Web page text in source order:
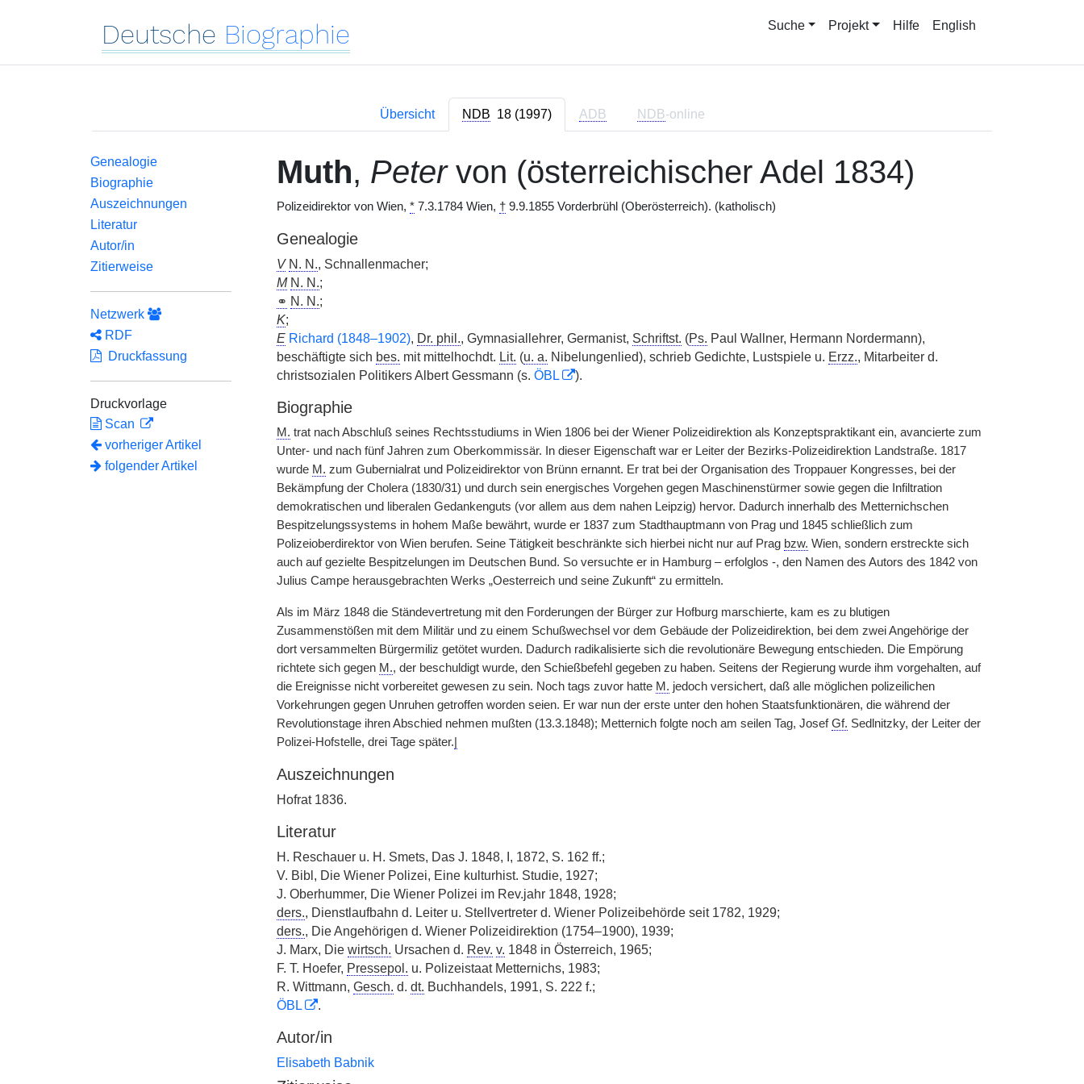
Deutsche Biographie Suche Projekt Hilfe English
Übersicht NDB 18 (1997) ADB NDB-online
Genealogie
Biographie
Auszeichnungen
Literatur
Autor/in
Zitierweise
Netzwerk
RDF
Druckfassung
Druckvorlage
Scan
vorheriger Artikel
folgender Artikel
Muth, Petervon (österreichischer Adel 1834)
Polizeidirektor von Wien, *7.3.1784 Wien, †9.9.1855 Vorderbrühl (Oberösterreich). (katholisch)
Genealogie
V N. N., Schnallenmacher;
M N. N.;
⚭ N. N.;
K;
E Richard (1848–1902), Dr. phil., Gymnasiallehrer, Germanist, Schriftst. (Ps. Paul Wallner, Hermann Nordermann),
beschäftigte sich bes. mit mittelhochdt. Lit. (u. a. Nibelungenlied), schrieb Gedichte, Lustspiele u. Erzz., Mitarbeiter d.
christsozialen Politikers Albert Gessmann (s. ÖBL ).
Biographie
M. trat nach Abschluß seines Rechtsstudiums in Wien 1806 bei der Wiener Polizeidirektion als Konzeptspraktikant ein, avancierte zum
Unter- und nach fünf Jahren zum Oberkommissär. In dieser Eigenschaft war er Leiter der Bezirks-Polizeidirektion Landstraße. 1817
wurde M. zum Gubernialrat und Polizeidirektor von Brünn ernannt. Er trat bei der Organisation des Troppauer Kongresses, bei der
Bekämpfung der Cholera (1830/31) und durch sein energisches Vorgehen gegen Maschinenstürmer sowie gegen die Infiltration
demokratischen und liberalen Gedankenguts (vor allem aus dem nahen Leipzig) hervor. Dadurch innerhalb des Metternichschen
Bespitzelungssystems in hohem Maße bewährt, wurde er 1837 zum Stadthauptmann von Prag und 1845 schließlich zum
Polizeioberdirektor von Wien berufen. Seine Tätigkeit beschränkte sich hierbei nicht nur auf Prag bzw. Wien, sondern erstreckte sich
auch auf gezielte Bespitzelungen im Deutschen Bund. So versuchte er in Hamburg – erfolglos -, den Namen des Autors des 1842 von
Julius Campe herausgebrachten Werks „Oesterreich und seine Zukunft“ zu ermitteln.
Als im März 1848 die Ständevertretung mit den Forderungen der Bürger zur Hofburg marschierte, kam es zu blutigen
Zusammenstößen mit dem Militär und zu einem Schußwechsel vor dem Gebäude der Polizeidirektion, bei dem zwei Angehörige der
dort versammelten Bürgermiliz getötet wurden. Dadurch radikalisierte sich die revolutionäre Bewegung entschieden. Die Empörung
richtete sich gegen M., der beschuldigt wurde, den Schießbefehl gegeben zu haben. Seitens der Regierung wurde ihm vorgehalten, auf
die Ereignisse nicht vorbereitet gewesen zu sein. Noch tags zuvor hatte M. jedoch versichert, daß alle möglichen polizeilichen
Vorkehrungen gegen Unruhen getroffen worden seien. Er war nun der erste unter den hohen| Staatsfunktionären, die während der
Revolutionstage ihren Abschied nehmen mußten (13.3.1848); Metternich folgte noch am seilen Tag, JosefGf. Sedlnitzky, der Leiter der
Polizei-Hofstelle, drei Tage später.
Auszeichnungen
Hofrat 1836.
Literatur
H. Reschauer u. H. Smets, Das J. 1848, I, 1872, S. 162 ff.;
V. Bibl, Die Wiener Polizei, Eine kulturhist. Studie, 1927;
J. Oberhummer, Die Wiener Polizei im Rev.jahr 1848, 1928;
ders., Dienstlaufbahn d. Leiter u. Stellvertreter d. Wiener Polizeibehörde seit 1782, 1929;
ders., Die Angehörigen d. Wiener Polizeidirektion (1754–1900), 1939;
J. Marx, Die wirtsch. Ursachen d. Rev. v. 1848 in Österreich, 1965;
F. T. Hoefer, Pressepol. u. Polizeistaat Metternichs, 1983;
R. Wittmann, Gesch. d. dt. Buchhandels, 1991, S. 222 f.;
ÖBL
.
Autor/in
Elisabeth Babnik